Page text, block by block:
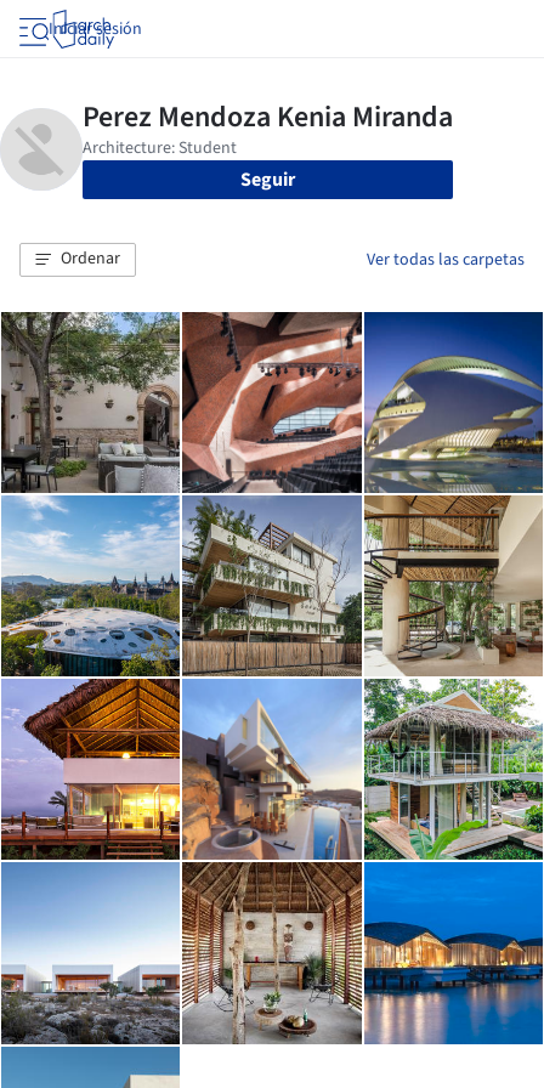
Iniciar sesión
Seguir
Ordenar Ver todas las carpetas